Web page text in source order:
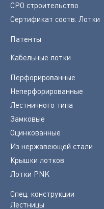
СРО строительство
Сертификат соотв. Лотки
Патенты
Кабельные лотки
Перфорированные
Неперфорированные
Лестничного типа
Замковые
Оцинкованные
Из нержавеющей стали
Крышки лотков
Лотки PNK
Спец. конструкции
Лестницы